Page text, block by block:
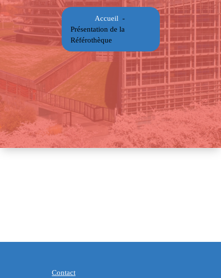
Accueil -
Présentation de la
Référothèque
Contact